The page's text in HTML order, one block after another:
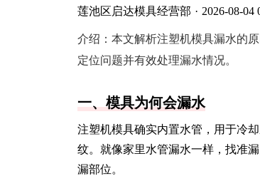
莲池区启达模具经营部 · 2026-08-04
介绍： 本文解析注塑机模具漏水的
定位问题并有效处理漏水情况。
一、模具为何会漏水
注塑机模具确实内置水管，用于冷
纹。就像家里水管漏水一样，找准
漏部位。